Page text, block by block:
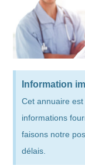
Information
Cet annuaire
informations
faisons notre
délais.